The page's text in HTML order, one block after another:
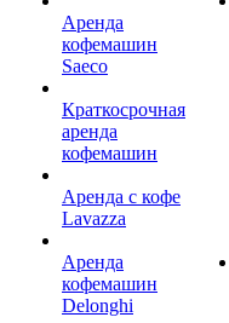
Аренда
кофемашин
Saeco
Краткосрочная
аренда
кофемашин
Аренда с кофе
Lavazza
Аренда
кофемашин
Delonghi